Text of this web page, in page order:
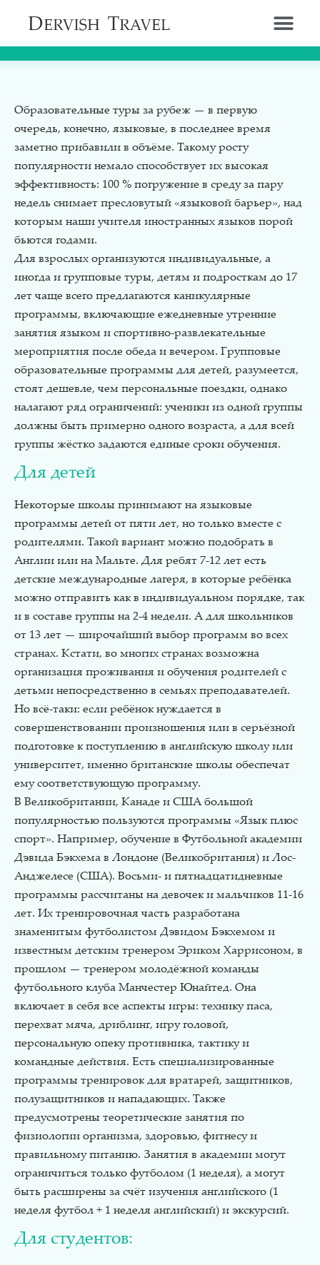
Образовательные туры за рубеж — в первую
очередь, конечно, языковые, в последнее время
заметно прибавили в объёме. Такому росту
популярности немало способствует их высокая
эффективность: 100 % погружение в среду за пару
недель снимает пресловутый «языковой барьер», над
которым наши учителя иностранных языков порой
бьются годами.
Для взрослых организуются индивидуальные, а
иногда и групповые туры, детям и подросткам до 17
лет чаще всего предлагаются каникулярные
программы, включающие ежедневные утренние
занятия языком и спортивно-развлекательные
мероприятия после обеда и вечером. Групповые
образовательные программы для детей, разумеется,
стоят дешевле, чем персональные поездки, однако
налагают ряд ограничений: ученики из одной группы
должны быть примерно одного возраста, а для всей
группы жёстко задаются единые сроки обучения.
Для детей
Некоторые школы принимают на языковые
программы детей от пяти лет, но только вместе с
родителями. Такой вариант можно подобрать в
Англии или на Мальте. Для ребят 7-12 лет есть
детские международные лагеря, в которые ребёнка
можно отправить как в индивидуальном порядке, так
и в составе группы на 2-4 недели. А для школьников
от 13 лет — широчайший выбор программ во всех
странах. Кстати, во многих странах возможна
организация проживания и обучения родителей с
детьми непосредственно в семьях преподавателей.
Но всё-таки: если ребёнок нуждается в
совершенствовании произношения или в серьёзной
подготовке к поступлению в английскую школу или
университет, именно британские школы обеспечат
ему соответствующую программу.
В Великобритании, Канаде и США большой
популярностью пользуются программы «Язык плюс
спорт». Например, обучение в Футбольной академии
Дэвида Бэкхема в Лондоне (Великобритания) и Лос-
Анджелесе (США). Восьми- и пятнадцатидневные
программы рассчитаны на девочек и мальчиков 11-16
лет. Их тренировочная часть разработана
знаменитым футболистом Дэвидом Бэкхемом и
известным детским тренером Эриком Харрисоном, в
прошлом — тренером молодёжной команды
футбольного клуба Манчестер Юнайтед. Она
включает в себя все аспекты игры: технику паса,
перехват мяча, дриблинг, игру головой,
персональную опеку противника, тактику и
командные действия. Есть специализированные
программы тренировок для вратарей, защитников,
полузащитников и нападающих. Также
предусмотрены теоретические занятия по
физиологии организма, здоровью, фитнесу и
правильному питанию. Занятия в академии могут
ограничиться только футболом (1 неделя), а могут
быть расширены за счёт изучения английского (1
неделя футбол + 1 неделя английский) и экскурсий.
Для студентов: